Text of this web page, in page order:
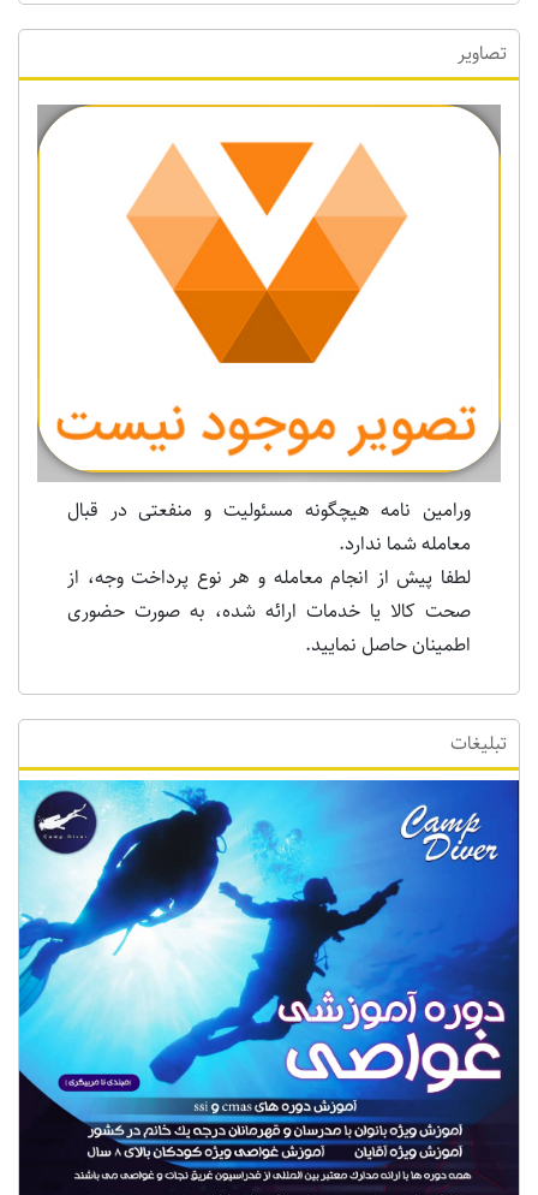
تصاویر
ورامین نامه هیچگونه مسئولیت و منفعتی در قبال
معامله شما ندارد.
لطفا پیش از انجام معامله و هر نوع پرداخت وجه، از
صحت کالا یا خدمات ارائه شده، به صورت حضوری
اطمینان حاصل نمایید.
تبلیغات